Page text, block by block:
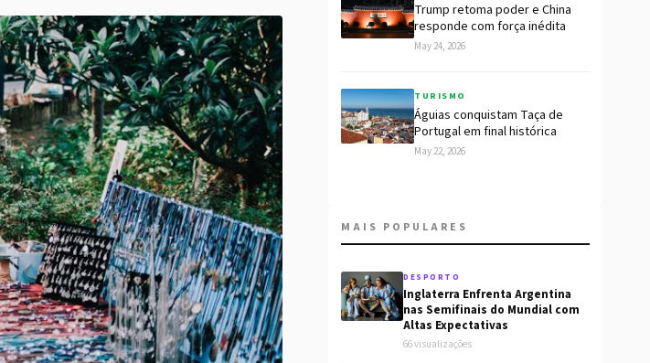
Trump retoma poder e China
responde com força inédita
May 24, 2026
TURISMO
Águias conquistam Taça de
Portugal em final histórica
May 22, 2026
MAIS POPULARES
DESPORTO
Inglaterra Enfrenta Argentina
nas Semifinais do Mundial com
Altas Expectativas
66 visualizações